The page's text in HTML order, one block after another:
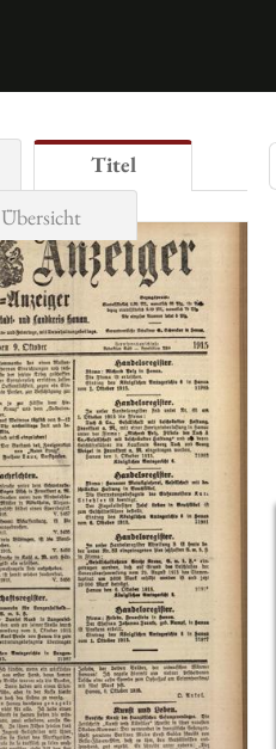
Titel
Übersicht